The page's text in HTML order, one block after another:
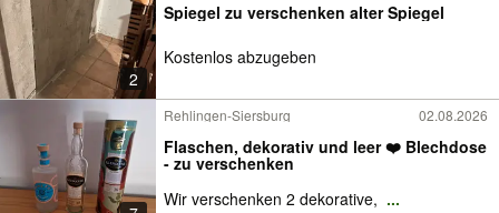
2
Spiegel zu verschenken alter Spiegel
Kostenlos abzugeben
Rehlingen-Siersburg 02.08.2026
Flaschen, dekorativ und leer ❤️ Blechdose
- zu verschenken
Wir verschenken 2 dekorative, ...